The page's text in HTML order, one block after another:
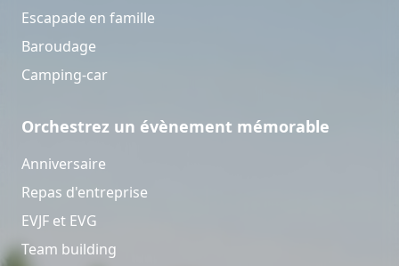
Escapade en famille
Baroudage
Camping-car
Orchestrez un évènement mémorable
Anniversaire
Repas d'entreprise
EVJF et EVG
Team building